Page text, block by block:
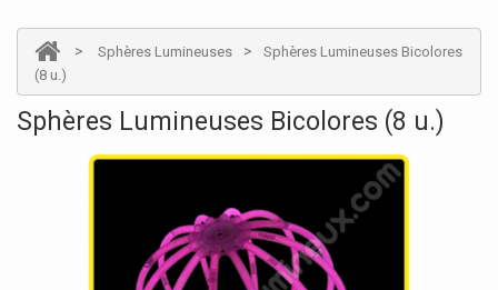
> Sphères Lumineuses >
Sphères Lumineuses Bicolores
(8 u.)
Sphères Lumineuses Bicolores (8 u.)